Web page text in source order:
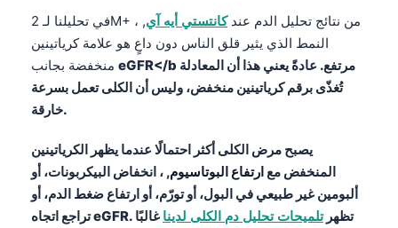
في تحليلنا لـ 2M+ من نتائج تحليل الدم عندكانتستي أيه آي, ،
النمط الذي يثير قلق الناس دون داعٍ هو علامة كرياتينين
eGFR</b مرتفع. عادةً يعني هذا أن المعادلة
تُغذّى برقم كرياتينين منخفض، وليس أن الكلى تعمل بسرعة
خارقة.
يصبح مرض الكلى أكثر احتمالًا عندما يظهر الكرياتينين
المنخفض مع ارتفاع البوتاسيوم, ، انخفاض البيكربونات، أو
ألبومين غير طبيعي في البول، أو تورّم، أو ارتفاع ضغط الدم، أو
تراجع اتجاهeGFR . تظهرتلميحات تحليل دم الكلى لدينا غالبًا